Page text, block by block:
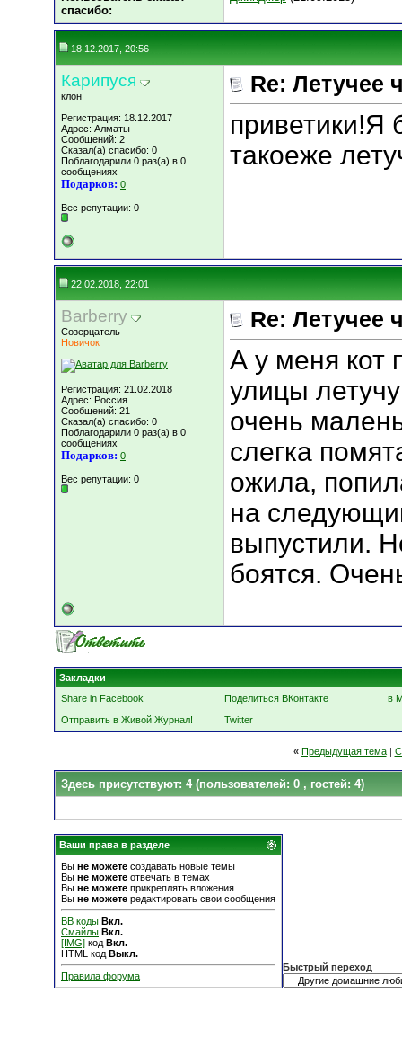
cпасибо:
18.12.2017, 20:56
Карипуся
клон
Регистрация: 18.12.2017
Адрес: Алматы
Сообщений: 2
Сказал(а) спасибо: 0
Поблагодарили 0 раз(а) в 0
сообщениях
Подарков: 0
Вес репутации: 0
Re: Летучее
приветики!Я
такоеже
22.02.2018, 22:01
Barberry
Созерцатель
Новичок
Регистрация: 21.02.2018
Адрес: Россия
Сообщений: 21
Сказал(а) спасибо: 0
Поблагодарили 0 раз(а) в 0
сообщениях
Подарков: 0
Вес репутации: 0
Re: Летучее
А у меня кот
улицы
очень
слегка
ожила,
на
выпустили.
боятся.
Закладки
Share in Facebook
Поделиться ВКонтакте
в
Отправить в Живой Журнал!
Twitter
« Предыдущая тема|
Здесь присутствуют: 4 (пользователей: 0 , гостей: 4)
Ваши права в разделе
Вы не можете создавать новые темы
Вы не можете отвечать в темах
Вы не можете прикреплять вложения
Вы не можете редактировать свои сообщения
BB коды Вкл.
Смайлы Вкл.
[IMG] код Вкл.
HTML код Выкл.
Правила форума
Быстрый переход